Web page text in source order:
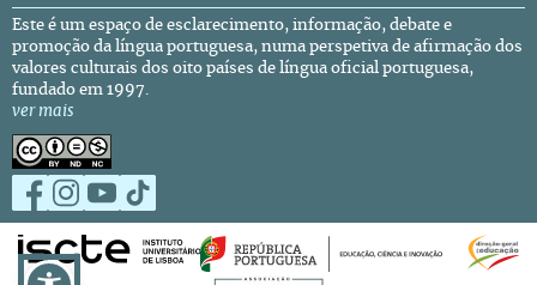
Este é um espaço de esclarecimento, informação, debate e
promoção da língua portuguesa, numa perspetiva de afirmação dos
valores culturais dos oito países de língua oficial portuguesa,
fundado em 1997.
ver mais